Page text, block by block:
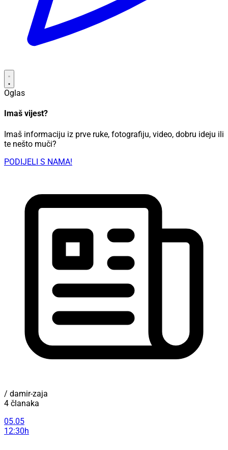
Oglas
Imaš vijest?
Imaš informaciju iz prve ruke, fotografiju, video, dobru ideju ili
te nešto muči?
PODIJELI S NAMA!
/ damir-zaja
4 članaka
05.05
12:30h